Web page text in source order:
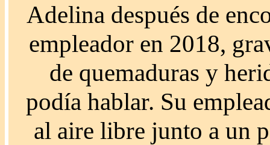
Adelina después de
empleador en 2018,
de quemaduras y
podía hablar. Su
al aire libre junto a un